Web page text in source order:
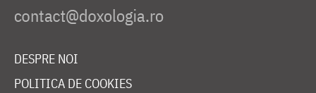
DESPRE NOI
POLITICA DE COOKIES